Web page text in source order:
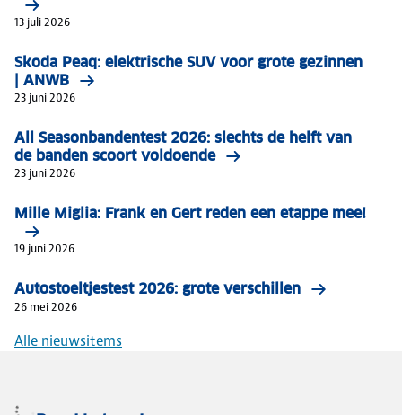
13 juli 2026
Skoda Peaq: elektrische SUV voor grote gezinnen
| ANWB
23 juni 2026
All Seasonbandentest 2026: slechts de helft van
de banden scoort voldoende
23 juni 2026
Mille Miglia: Frank en Gert reden een etappe mee!
19 juni 2026
Autostoeltjestest 2026: grote verschillen
26 mei 2026
Alle nieuwsitems